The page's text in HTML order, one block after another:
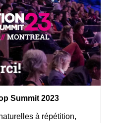
Summit 2023
à répétition,